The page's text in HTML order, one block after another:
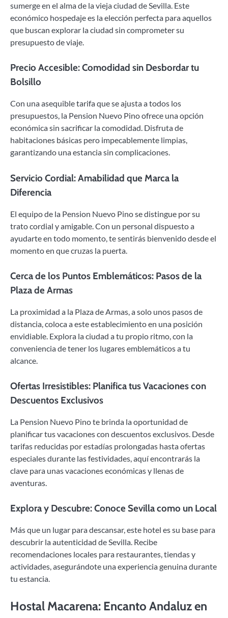
sumerge en el alma de la vieja ciudad de Sevilla. Este
económico hospedaje es la elección perfecta para aquellos
que buscan explorar la ciudad sin comprometer su
presupuesto de viaje.
Precio Accesible: Comodidad sin Desbordar tu
Bolsillo
Con una asequible tarifa que se ajusta a todos los
presupuestos, la Pension Nuevo Pino ofrece una opción
económica sin sacrificar la comodidad. Disfruta de
habitaciones básicas pero impecablemente limpias,
garantizando una estancia sin complicaciones.
Servicio Cordial: Amabilidad que Marca la
Diferencia
El equipo de la Pension Nuevo Pino se distingue por su
trato cordial y amigable. Con un personal dispuesto a
ayudarte en todo momento, te sentirás bienvenido desde el
momento en que cruzas la puerta.
Cerca de los Puntos Emblemáticos: Pasos de la
Plaza de Armas
La proximidad a la Plaza de Armas, a solo unos pasos de
distancia, coloca a este establecimiento en una posición
envidiable. Explora la ciudad a tu propio ritmo, con la
conveniencia de tener los lugares emblemáticos a tu
alcance.
Ofertas Irresistibles: Planifica tus Vacaciones con
Descuentos Exclusivos
La Pension Nuevo Pino te brinda la oportunidad de
planificar tus vacaciones con descuentos exclusivos. Desde
tarifas reducidas por estadías prolongadas hasta ofertas
especiales durante las festividades, aquí encontrarás la
clave para unas vacaciones económicas y llenas de
aventuras.
Explora y Descubre: Conoce Sevilla como un Local
Más que un lugar para descansar, este hotel es su base para
descubrir la autenticidad de Sevilla. Recibe
recomendaciones locales para restaurantes, tiendas y
actividades, asegurándote una experiencia genuina durante
tu estancia.
Hostal Macarena: Encanto Andaluz en